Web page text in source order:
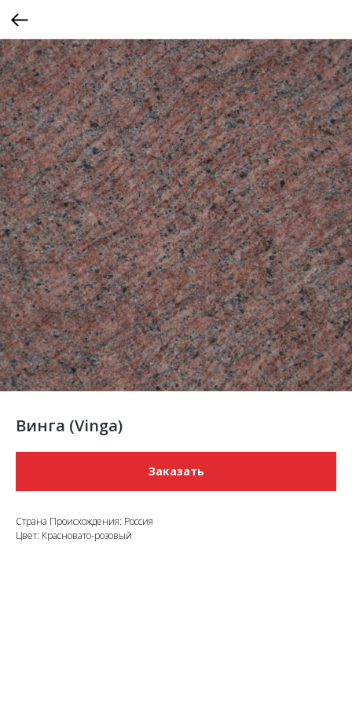
Винга (Vinga)
Заказать
Страна Происхождения: Россия
Цвет: Красновато-розовый